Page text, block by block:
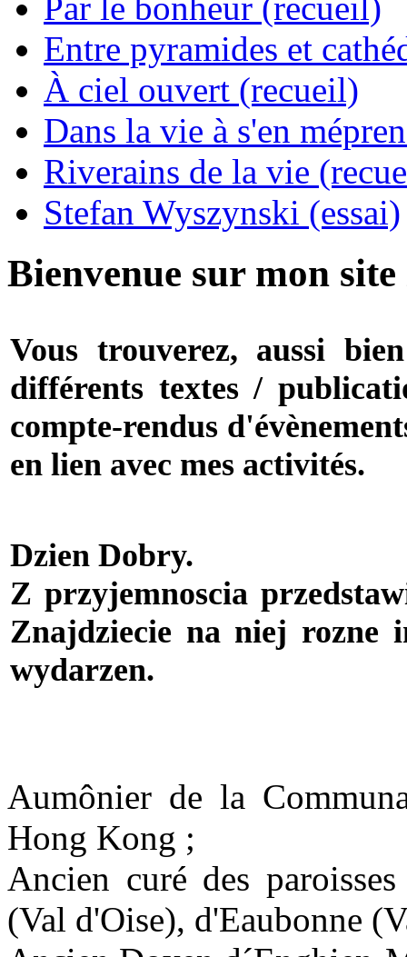
Entre pyramides et
À ciel ouvert (recueil)
Dans la vie à s'en
Riverains de la vie
Stefan Wyszynski (essai)
Bienvenue sur mon
Vous trouverez, aussi
différents textes /
compte-rendus
en lien avec mes activités.
Dzien Dobry.
Z przyjemnoscia
Znajdziecie na niej rozne
wydarzen.
Aumônier de la
Hong Kong ;
Ancien curé des
(Val d'Oise), d'Eaubonne